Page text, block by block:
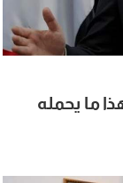
ما يحمله